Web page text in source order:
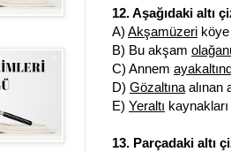
12. Aşağıdaki altı
A) Akşamüzeri
B) Bu akşam
C) Annem
D) Gözaltına alınan
E) Yeraltı kaynakları
13. Parçadaki altı